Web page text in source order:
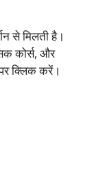
से मिलती है।
कोर्स, और
क्लिक करें।